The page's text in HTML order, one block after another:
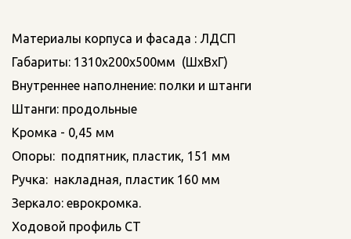
Материалы корпуса и фасада : ЛДСП
Габариты: 1310х200х500мм  (ШхВхГ)
Внутреннее наполнение: полки и штанги
Штанги: продольные
Кромка - 0,45 мм
Опоры:  подпятник, пластик, 151 мм
Ручка:  накладная, пластик 160 мм
Зеркало: еврокромка.
Ходовой профиль СТ